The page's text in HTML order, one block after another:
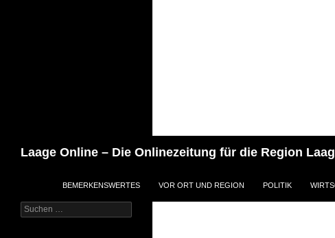
Laage Online – Die Onlinezeitung für die Region
BEMERKENSWERTES VOR ORT UND REGION POLITIK
Suchen
nach: